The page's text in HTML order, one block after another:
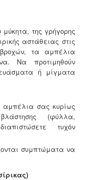
της γρήγορης
αστάθειας στις
τα αμπέλια
Να προτιμηθούν
ή μίγματα
αμπέλια σας κυρίως
(φύλλα,
τυχόν
συμπτώματα να